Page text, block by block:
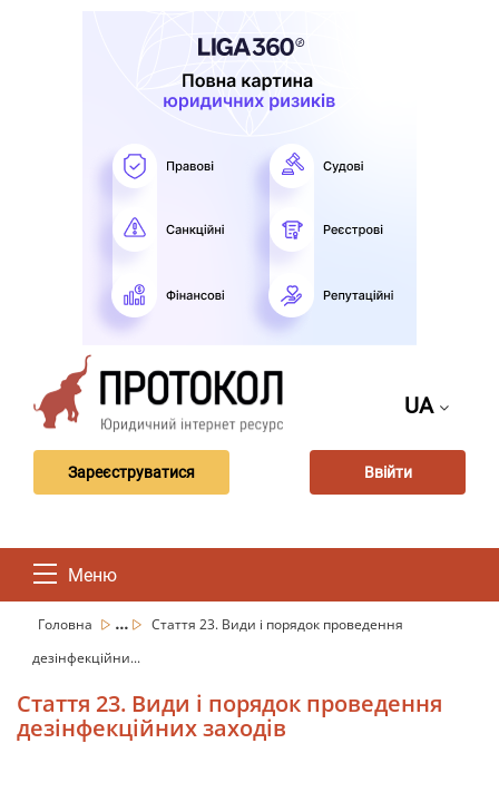
UA
Зареєструватися Ввійти
Меню
Головна ...
Стаття 23. Види і порядок проведення
дезінфекційни...
Стаття 23. Види і порядок проведення
дезінфекційних заходів